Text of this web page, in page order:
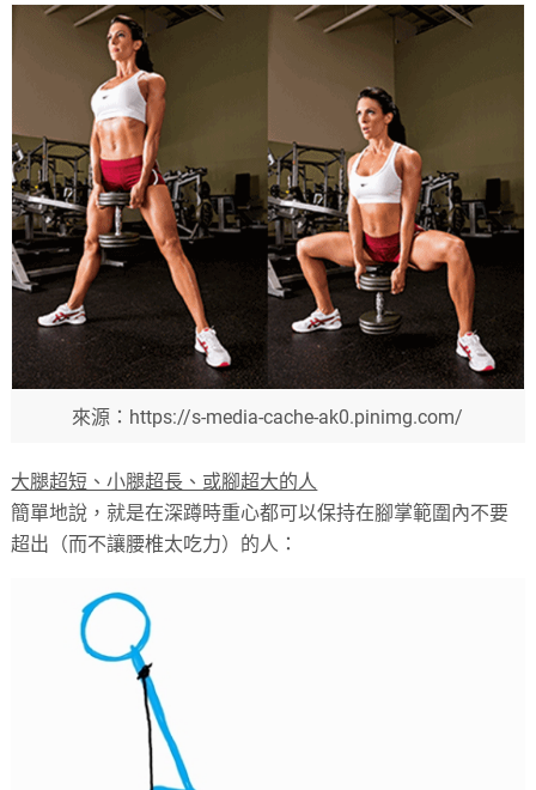
來源：https://s-media-cache-ak0.pinimg.com/
大腿超短、小腿超長、或腳超大的人
簡單地說，就是在深蹲時重心都可以保持在腳掌範圍內不要
超出（而不讓腰椎太吃力）的人：